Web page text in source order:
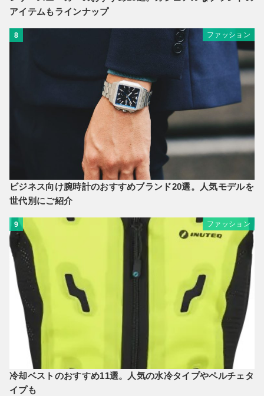
アイテムもラインナップ
8 ファッション
ビジネス向け腕時計のおすすめブランド20選。人気モデルを
世代別にご紹介
9 ファッション
冷却ベストのおすすめ11選。人気の水冷タイプやペルチェタ
イプも